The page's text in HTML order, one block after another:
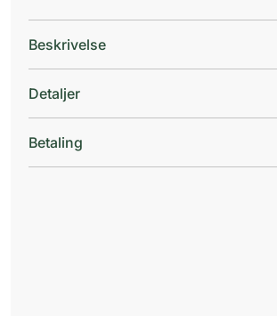
Beskrivelse
Detaljer
Betaling